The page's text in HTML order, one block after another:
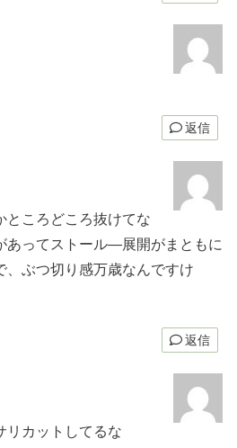
返信
ところどころ抜けてな
ってストール―展開がまともに
、ぶつ切り感万歳なんですけ
返信
リカットしてるな